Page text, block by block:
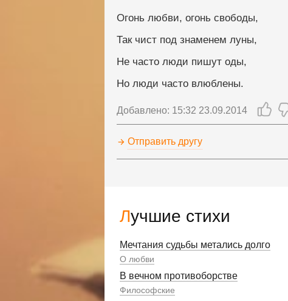
Лучшие стихи
Мечтания судьбы метались долго
О любви
В вечном противоборстве
Философские
Огонь любви, огонь свободы,
Так чист под знаменем луны,
Не часто люди пишут оды,
Но люди часто влюблены.
Добавлено: 15:32 23.09.2014
Отправить другу